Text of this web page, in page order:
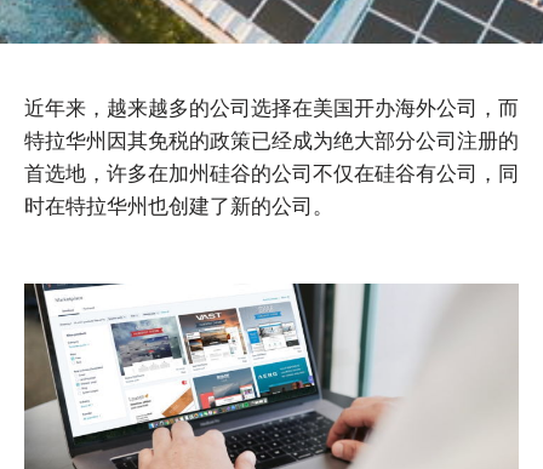
近年来，越来越多的公司选择在美国开办海外公司，而
特拉华州因其免税的政策已经成为绝大部分公司注册的
首选地，许多在加州硅谷的公司不仅在硅谷有公司，同
时在特拉华州也创建了新的公司。